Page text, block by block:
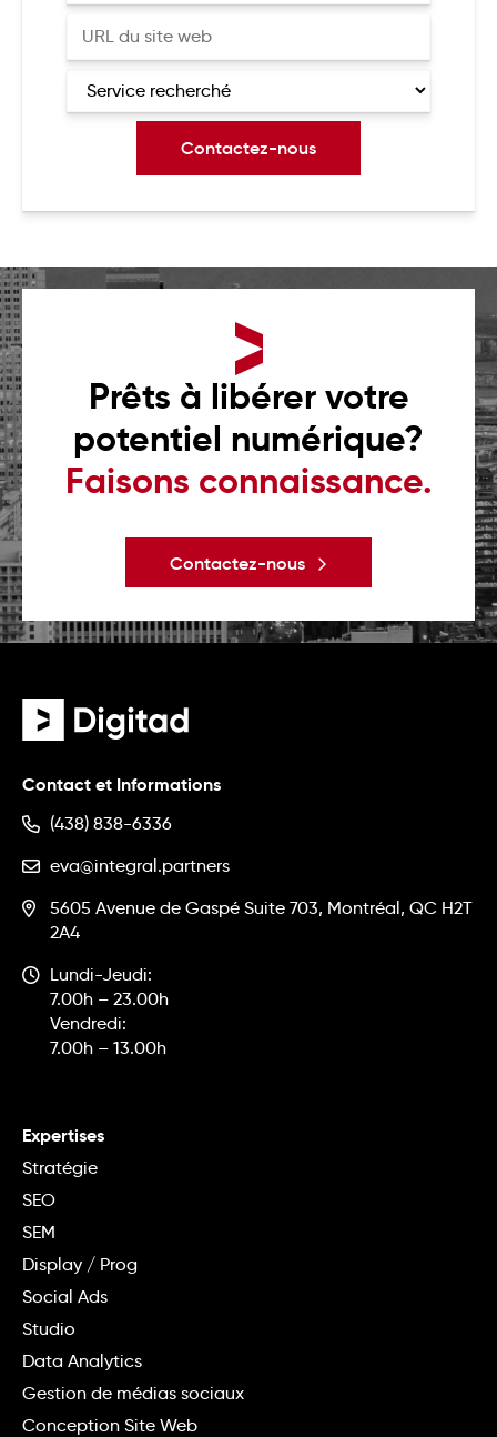
Prêts à libérer votre
potentiel numérique?
Faisons connaissance.
Contactez-nous
Contact et Informations
(438) 838-6336
eva@integral.partners
5605 Avenue de Gaspé Suite 703, Montréal, QC H2T
2A4
Lundi-Jeudi:
7.00h – 23.00h
Vendredi:
7.00h – 13.00h
Expertises
Stratégie
SEO
SEM
Display / Prog
Social Ads
Studio
Data Analytics
Gestion de médias sociaux
Conception Site Web